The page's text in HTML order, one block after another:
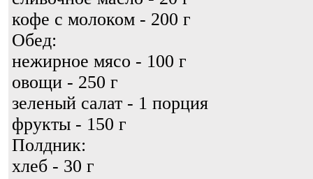
кофе с молоком - 200 г
Обед:
нежирное мясо - 100 г
овощи - 250 г
зеленый салат - 1 порция
фрукты - 150 г
Полдник:
хлеб - 30 г